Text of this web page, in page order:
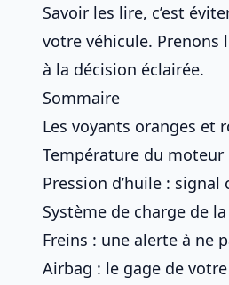
Savoir les lire, c’est
votre véhicule. Prenons
à la décision éclairée.
Sommaire
Les voyants oranges et
Température du
Pression d’huile : signal
Système de charge de
Freins : une alerte à ne
Airbag : le gage de